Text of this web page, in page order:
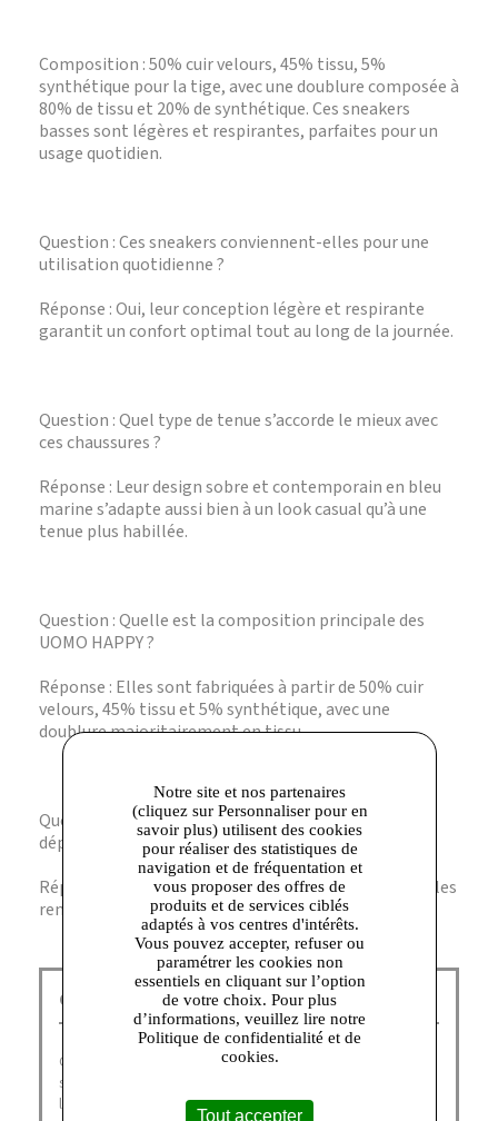
Composition : 50% cuir velours, 45% tissu, 5%
synthétique pour la tige, avec une doublure composée à
80% de tissu et 20% de synthétique. Ces sneakers
basses sont légères et respirantes, parfaites pour un
usage quotidien.
Question : Ces sneakers conviennent-elles pour une
utilisation quotidienne ?
Réponse : Oui, leur conception légère et respirante
garantit un confort optimal tout au long de la journée.
Question : Quel type de tenue s’accorde le mieux avec
ces chaussures ?
Réponse : Leur design sobre et contemporain en bleu
marine s’adapte aussi bien à un look casual qu’à une
tenue plus habillée.
Question : Quelle est la composition principale des
UOMO HAPPY ?
Réponse : Elles sont fabriquées à partir de 50% cuir
velours, 45% tissu et 5% synthétique, avec une
doublure majoritairement en tissu.
Question : Ces sneakers sont-elles adaptées aux
déplacements urbains ?
Réponse : Absolument, leur légèreté et leur confort les
rendent idéales pour la vie citadine.
GEOX Corbeil :
Geox doit son succès international à ses chaussures aux
semelles innovantes et brevetées qui laissent respirer
le pied tout en restant imperméables, garantissant un
Notre site et nos partenaires
(cliquez sur Personnaliser pour en
savoir plus) utilisent des cookies
pour réaliser des statistiques de
navigation et de fréquentation et
vous proposer des offres de
produits et de services ciblés
adaptés à vos centres d'intérêts.
Vous pouvez accepter, refuser ou
paramétrer les cookies non
essentiels en cliquant sur l’option
de votre choix. Pour plus
d’informations, veuillez lire notre
Politique de confidentialité et de
cookies.
Tout accepter